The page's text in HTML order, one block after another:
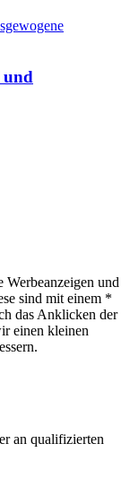
und
Werbeanzeigen und
sind mit einem *
das Anklicken der
einen kleinen
an qualifizierten